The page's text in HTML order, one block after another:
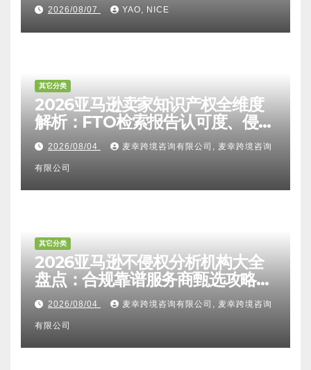
2026/08/07 YAO, NICE
其它分类
2026亚马逊卖家知识产权全维度
解析：FTO检索报告认可度、侵权
比对区别、TRO应诉方法及服务商
甄选避坑全攻略
2026/08/04 麦幸跨境咨询有限公司, 麦幸跨境咨询
有限公司
其它分类
2026亚马逊不侵权分析机构大全
盘点：合规靠谱服务商甄选攻略、
避坑FAQ及标杆机构实力详解
2026/08/04 麦幸跨境咨询有限公司, 麦幸跨境咨询
有限公司